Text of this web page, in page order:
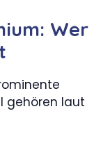
Wer
gehören laut